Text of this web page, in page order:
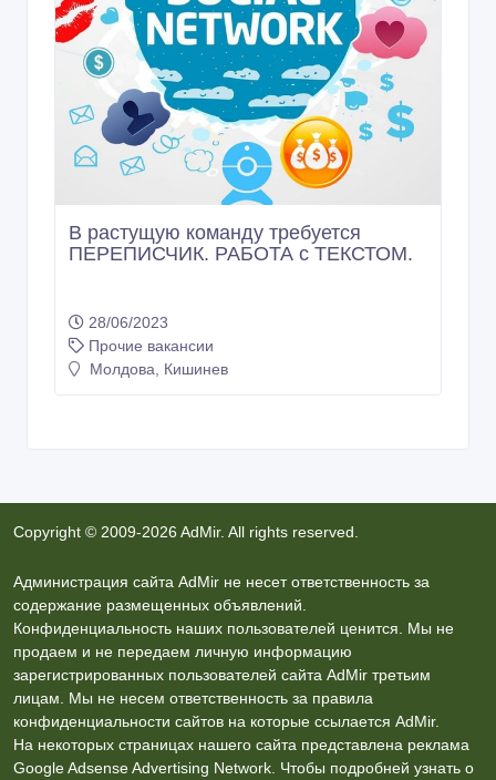
В растущую команду требуется
ПЕРЕПИСЧИК. РАБОТА с ТЕКСТОМ.
28/06/2023
Прочие вакансии
Молдова, Кишинев
Copyright © 2009-2026 AdMir. All rights reserved.
Администрация сайта AdMir не несет ответственность за
содержание размещенных объявлений.
Конфиденциальность наших пользователей ценится. Мы не
продаем и не передаем личную информацию
зарегистрированных пользователей сайта AdMir третьим
лицам. Мы не несем ответственность за правила
конфиденциальности сайтов на которые ссылается AdMir.
На некоторых страницах нашего сайта представлена реклама
Google Adsense Advertising Network. Чтобы подробней узнать о